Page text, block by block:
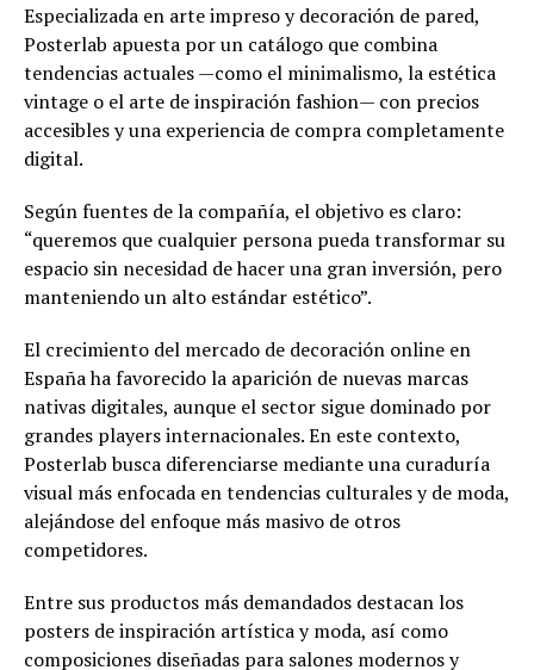
Especializada en arte impreso y decoración de pared,
Posterlab apuesta por un catálogo que combina
tendencias actuales —como el minimalismo, la estética
vintage o el arte de inspiración fashion— con precios
accesibles y una experiencia de compra completamente
digital.
Según fuentes de la compañía, el objetivo es claro:
“queremos que cualquier persona pueda transformar su
espacio sin necesidad de hacer una gran inversión, pero
manteniendo un alto estándar estético”.
El crecimiento del mercado de decoración online en
España ha favorecido la aparición de nuevas marcas
nativas digitales, aunque el sector sigue dominado por
grandes players internacionales. En este contexto,
Posterlab busca diferenciarse mediante una curaduría
visual más enfocada en tendencias culturales y de moda,
alejándose del enfoque más masivo de otros
competidores.
Entre sus productos más demandados destacan los
posters de inspiración artística y moda, así como
composiciones diseñadas para salones modernos y